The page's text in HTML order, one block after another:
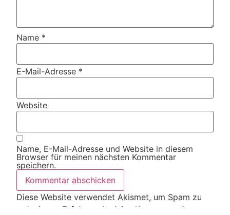
Name *
E-Mail-Adresse *
Website
Name, E-Mail-Adresse und Website in diesem
Browser für meinen nächsten Kommentar
speichern.
Diese Website verwendet Akismet, um Spam zu
reduzieren. Erfahre, wie deine Kommentardaten